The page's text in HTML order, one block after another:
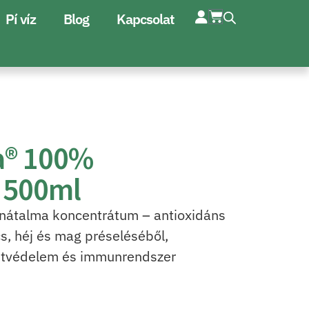
Pí víz Blog Kapcsolat
100%
koncentrátum – antioxidáns
héj és mag préseléséből,
és immunrendszer